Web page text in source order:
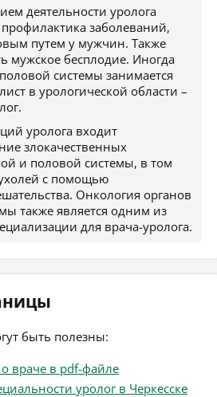
деятельности уролога
заболеваний,
путем у мужчин. Также
мужское бесплодие. Иногда
системы занимается
в урологической области –
уролога входит
злокачественных
и половой системы, в том
с помощью
Онкология органов
также является одним из
для врача-уролога.
быть полезны:
враче в pdf-файле
уролог в Черкесске